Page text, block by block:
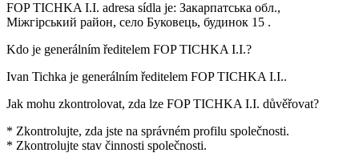
FOP TICHKA I.I. adresa sídla je: Закарпатська обл.,
Міжгірський район, село Буковець, будинок 15 .
Kdo je generálním ředitelem FOP TICHKA I.I.?
Ivan Tichka je generálním ředitelem FOP TICHKA I.I..
Jak mohu zkontrolovat, zda lze FOP TICHKA I.I. důvěřovat?
* Zkontrolujte, zda jste na správném profilu společnosti.
* Zkontrolujte stav činnosti společnosti.